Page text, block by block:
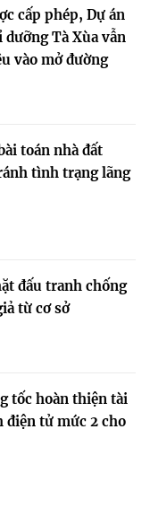
cấp phép, Dự án
Tà Xùa vẫn
vào mở đường
toán nhà đất
tình trạng lãng
đấu tranh chống
từ cơ sở
tốc hoàn thiện tài
điện tử mức 2 cho